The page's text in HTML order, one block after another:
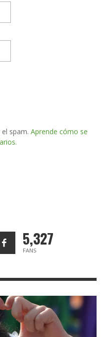
spam. Aprende cómo se
5,327
FANS